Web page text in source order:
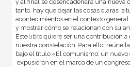
y al final se desencadenará una nueva
tanto, hay que dejar las cosas claras,
acontecimientos en el contexto
y mostrar cómo se relacionan con su
Este libro quiere ser una contribución
nuestra constelación. Para ello, reúne
bajo el título «El comunismo: un nuevo
expusieron en el marco de un